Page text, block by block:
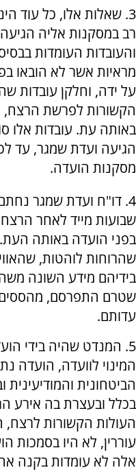
3. שאלות אלו, כל עוד
רב במסקנות אליה
והעובדות העומדות
מראיות אשר לא הובאו
על ידה, וחלקן עובדות
הקשורות לפרשת הרצח,
באותה עת. עובדות אלו
הגיעה ועדת שמגר, עד
מסקנות הועדה.
שבועות מייד לאחר
בפני הועדה באותה
שהרוחות לוהטות,
בידיהם מידע השונה
שטרם התפרסם, מהססים
עדותם.
5. המנדט שהיה בידי
המינוי לוועדה, הועדה
הביטחונית
בכלל ובעצרת בה אירע
העולות הקשורות לרצח,
עוררין, לא היו בסמכות
אלה לא עומדות בקנה